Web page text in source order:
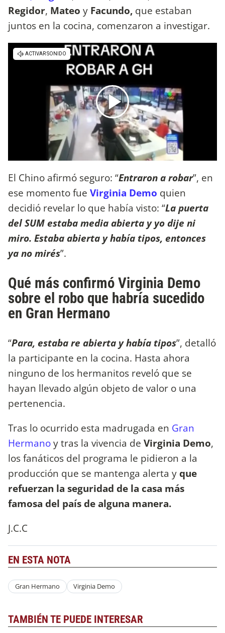
Regidor, Mateo y Facundo, que estaban
juntos en la cocina, comenzaron a investigar.
El Chino afirmó seguro: “Entraron a robar”, en
ese momento fue Virginia Demo quien
decidió revelar lo que había visto: “La puerta
del SUM estaba media abierta y yo dije ni
miro. Estaba abierta y había tipos, entonces
ya no mirés”.
Qué más confirmó Virginia Demo
sobre el robo que habría sucedido
en Gran Hermano
“Para, estaba re abierta y había tipos”, detalló
la participante en la cocina. Hasta ahora
ninguno de los hermanitos reveló que se
hayan llevado algún objeto de valor o una
pertenencia.
Tras lo ocurrido esta madrugada en Gran
Hermanoy tras la vivencia de Virginia Demo,
los fanáticos del programa le pidieron a la
producción que se mantenga alerta yque
refuerzan la seguridad de la casa más
famosa del país de alguna manera.
J.C.C
EN ESTA NOTA
Gran Hermano Virginia Demo
TAMBIÉN TE PUEDE INTERESAR